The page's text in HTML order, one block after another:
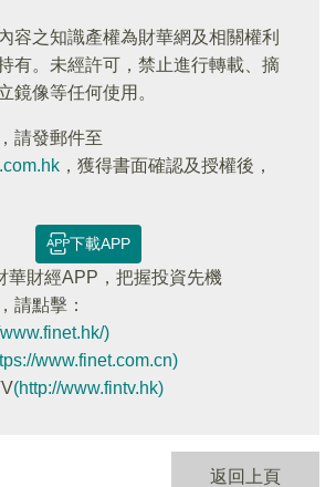
容之知識產權為財華網及相關權利
有。未經許可，禁止進行轉載、摘
鏡像等任何使用。
請發郵件至
，獲得書面確認及授權後，
下載APP
華財經APP，把握投資先機
請點擊：
)
www.finet.com.cn)
(http://www.fintv.hk)
返回上頁